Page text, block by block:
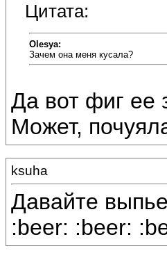
Цитата:
Olesya:
Зачем она меня кусала?
Да вот фиг ее
Может,
ksuha
Давайте
:beer: :beer: